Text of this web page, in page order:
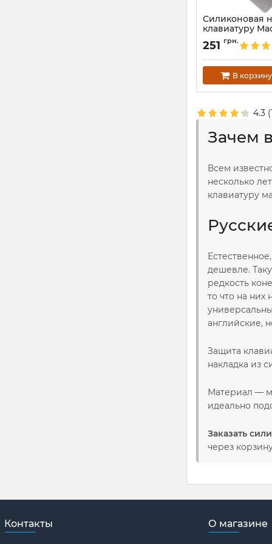
Силиконовая
клавиатуру
Артикул:3901
251 грн.
В корзину
4.3 (
Зачем
Всем
несколько
клавиатуру
дешевле.
редкость
то что на них
английские,
Защита
накладка из
Материал —
идеально
Заказать
через
Контакты О магазине